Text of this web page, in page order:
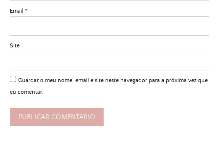
Email *
Site
Guardar o meu nome, email e site neste navegador para a próxima vez que
eu comentar.